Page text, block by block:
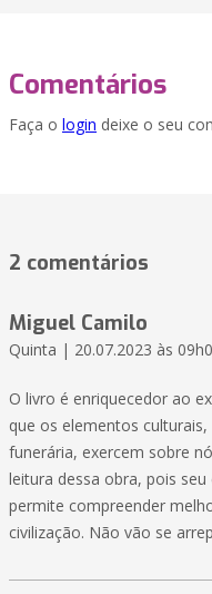
Comentários
Faça o login deixe o seu
2 comentários
Miguel Camilo
Quinta | 20.07.2023 às
O livro é enriquecedor ao
que os elementos
funerária, exercem sobre
leitura dessa obra, pois
permite compreender
civilização. Não vão se